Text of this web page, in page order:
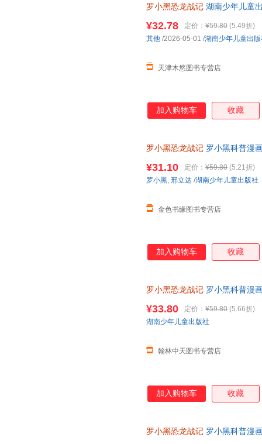
罗小黑恐龙战记 湖南少年儿童
¥32.78 定价： ¥59.80 (5.49折)
天津木悠图书专营店
其他 /2026-05-01 /湖南少年儿童出
加入购物车 收藏
罗小黑恐龙战记 罗小黑科普漫
¥31.10 定价： ¥59.80 (5.21折)
金色书缘图书专营店
罗小黑, 邢立达 /湖南少年儿童出版社
加入购物车 收藏
罗小黑恐龙战记 罗小黑科普漫
¥33.80 定价： ¥59.80 (5.66折)
翰林中天图书专营店
湖南少年儿童出版社
加入购物车 收藏
罗小黑恐龙战记 罗小黑科普漫